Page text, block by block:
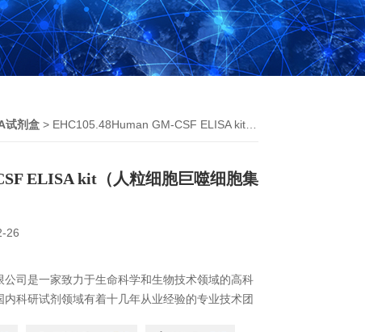
试剂盒 > EHC105.48Human GM-CSF ELISA kit（人粒细胞巨噬细胞集落刺激因子 ）
ELISA kit（人粒细胞巨噬细胞集
26
公司是一家致力于生命科学和生物技术领域的高科
内科研试剂领域有着十几年从业经验的专业技术团